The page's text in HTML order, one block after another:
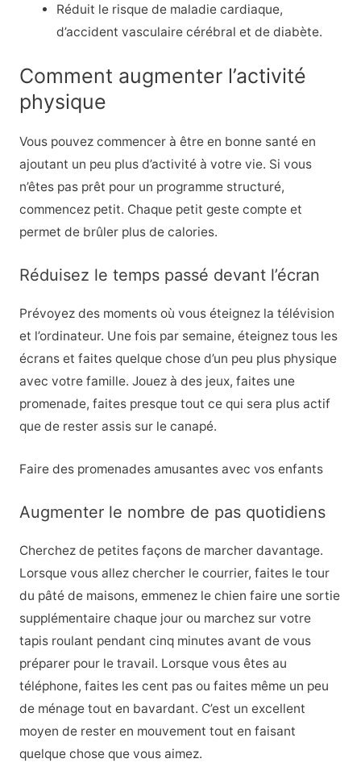
Réduit le risque de maladie cardiaque,
d’accident vasculaire cérébral et de diabète.
Comment augmenter l’activité
physique
Vous pouvez commencer à être en bonne santé en
ajoutant un peu plus d’activité à votre vie. Si vous
n’êtes pas prêt pour un programme structuré,
commencez petit. Chaque petit geste compte et
permet de brûler plus de calories.
Réduisez le temps passé devant l’écran
Prévoyez des moments où vous éteignez la télévision
et l’ordinateur. Une fois par semaine, éteignez tous les
écrans et faites quelque chose d’un peu plus physique
avec votre famille. Jouez à des jeux, faites une
promenade, faites presque tout ce qui sera plus actif
que de rester assis sur le canapé.
Faire des promenades amusantes avec vos enfants
Augmenter le nombre de pas quotidiens
Cherchez de petites façons de marcher davantage.
Lorsque vous allez chercher le courrier, faites le tour
du pâté de maisons, emmenez le chien faire une sortie
supplémentaire chaque jour ou marchez sur votre
tapis roulant pendant cinq minutes avant de vous
préparer pour le travail. Lorsque vous êtes au
téléphone, faites les cent pas ou faites même un peu
de ménage tout en bavardant. C’est un excellent
moyen de rester en mouvement tout en faisant
quelque chose que vous aimez.